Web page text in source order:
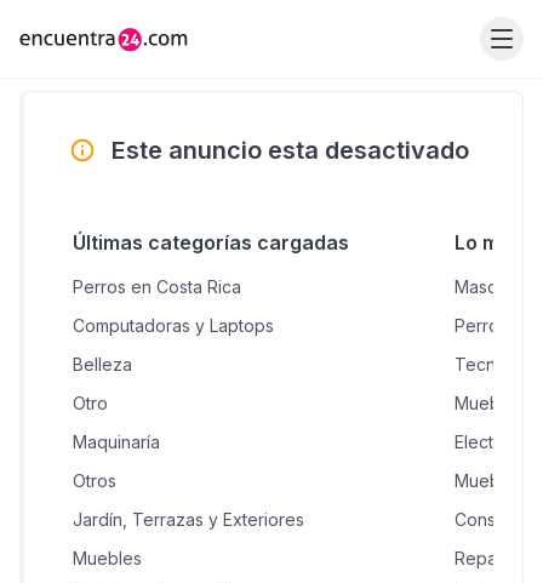
Este anuncio esta desactivado
Últimas categorías cargadas
Perros en Costa Rica
Computadoras y Laptops
Belleza
Otro
Maquinaría
Otros
Jardín, Terrazas y Exteriores
Muebles
Lo más
Mascotas
Perros en
Muebles
Muebles